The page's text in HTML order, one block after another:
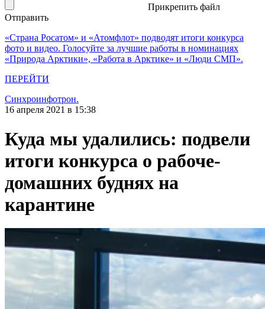
Прикрепить файл
Отправить
«Страна Росатом» и «Атомфлот» подводят итоги конкурса
фото и видео. Голосуйте за лучшие работы в номинациях
«Природа Арктики», «Работа в Арктике» и «Люди СМП».
ПЕРЕЙТИ
Синхроинфотрон.
16 апреля 2021 в 15:38
Куда мы удалились: подвели
итоги конкурса о рабоче-
домашних буднях на
карантине